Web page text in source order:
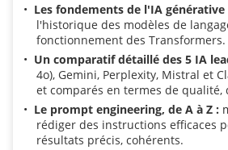
Les fondements de l'IA générative
l'historique des modèles de
fonctionnement des Transformers.
Un comparatif détaillé des 5 IA
4o), Gemini, Perplexity, Mistral et
et comparés en termes de qualité,
Le prompt engineering, de A à Z :
rédiger des instructions efficaces
résultats précis, cohérents.